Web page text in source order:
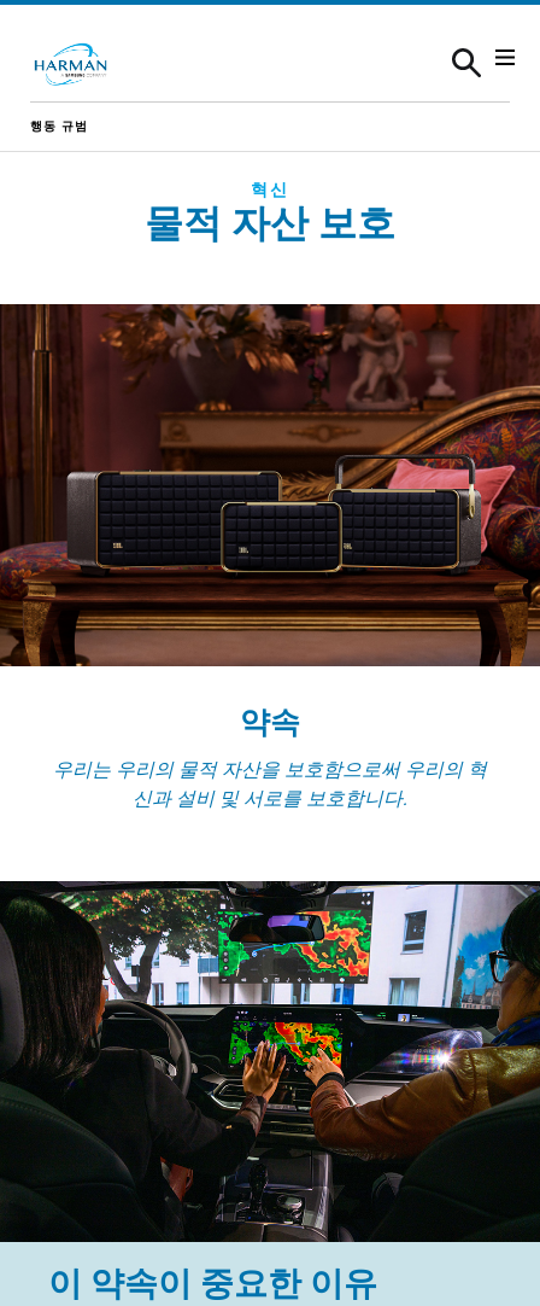
행동 규범
혁신
물적 자산 보호
약속
우리는 우리의 물적 자산을 보호함으로써 우리의 혁
신과 설비 및 서로를 보호합니다.
이 약속이 중요한 이유